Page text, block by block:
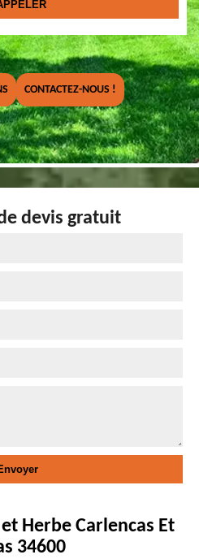
CONTACTEZ-NOUS !
devis gratuit
Herbe Carlencas Et
34600